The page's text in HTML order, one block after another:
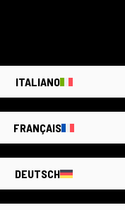
ITALIANO
FRANÇAIS
DEUTSCH